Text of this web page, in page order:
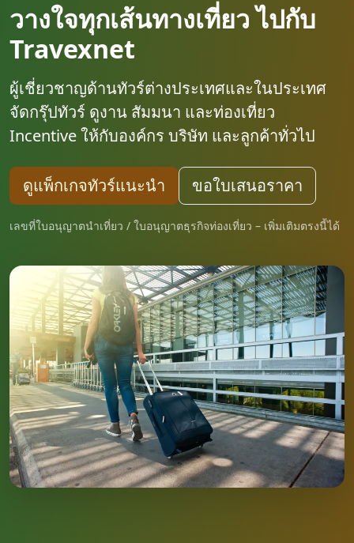
วางใจทุกเส้นทางเที่ยว ไปกับ
Travexnet
ผู้เชี่ยวชาญด้านทัวร์ต่างประเทศและในประเทศ
จัดกรุ๊ปทัวร์ ดูงาน สัมมนา และท่องเที่ยว
Incentive ให้กับองค์กร บริษัท และลูกค้าทั่วไป
ดูแพ็กเกจทัวร์แนะนำ ขอใบเสนอราคา
เลขที่ใบอนุญาตนำเที่ยว / ใบอนุญาตธุรกิจท่องเที่ยว – เพิ่มเติมตรงนี้ได้